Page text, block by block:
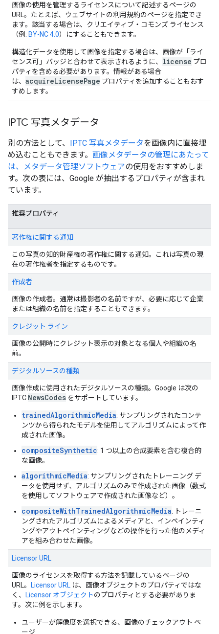
画像の使用を管理するライセンスについて記述するページの
URL。たとえば、ウェブサイトの利用規約のページを指定でき
ます。該当する場合は、クリエイティブ・コモンズ ライセンス
（例: BY-NC 4.0）にすることもできます。
構造化データを使用して画像を指定する場合は、画像が「ライ
センス可」バッジと合わせて表示されるように、 license プロ
パティを含める必要があります。情報がある場合
は、 acquireLicensePage プロパティを追加することもおす
すめします。
IPTC 写真メタデータ
別の方法として、 IPTC 写真メタデータを画像内に直接埋
め込むこともできます。 画像メタデータの管理にあたって
は、メタデータ管理ソフトウェアの使用をおすすめしま
す。次の表には、Google が抽出するプロパティが含まれ
ています。
推奨プロパティ
著作権に関する通知
この写真の知的財産権の著作権に関する通知。これは写真の現
在の著作権者を指定するものです。
作成者
画像の作成者。通常は撮影者の名前ですが、必要に応じて企業
または組織の名前を指定することもできます。
クレジット ライン
画像の公開時にクレジット表示の対象となる個人や組織の名
前。
デジタルソースの種類
画像作成に使用されたデジタルソースの種類。Google は次の
IPTC NewsCodes をサポートしています。
trainedAlgorithmicMedia: サンプリングされたコンテ
ンツから得られたモデルを使用してアルゴリズムによって作
成された画像。
compositeSynthetic: 1 つ以上の合成要素を含む複合的
な画像。
algorithmicMedia: サンプリングされたトレーニング デ
ータを使用せず、アルゴリズムのみで作成された画像（数式
を使用してソフトウェアで作成された画像など）。
compositeWithTrainedAlgorithmicMedia: トレーニ
ングされたアルゴリズムによるメディアと、インペインティ
ングやアウトペインティングなどの操作を行った他のメディ
アを組み合わせた画像。
Licensor URL
画像のライセンスを取得する方法を記載しているページの
URL。
Licensor URL は、画像オブジェクトのプロパティではな
く、
Licensor オブジェクトのプロパティとする必要がありま
す。次に例を示します。
ユーザーが解像度を選択できる、画像のチェックアウト ペ
ージ